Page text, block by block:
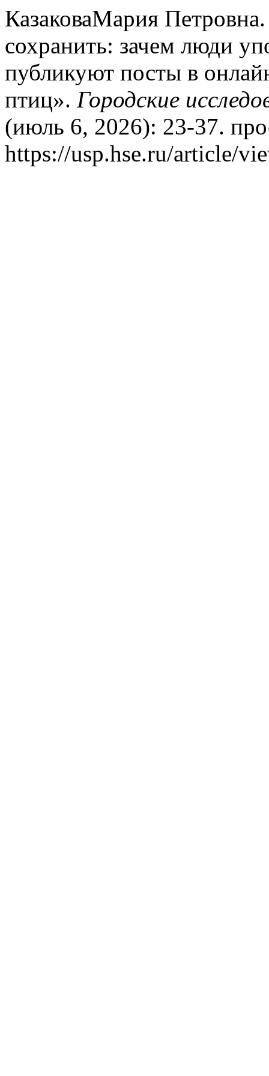
КазаковаМария
сохранить: зачем люди
публикуют посты в
птиц». Городские
(июль 6, 2026): 23-37.
https://usp.hse.ru/article/